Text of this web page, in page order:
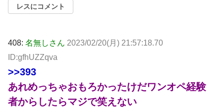
レスにコメント
408: 名無しさん 2023/02/20(月) 21:57:18.70
ID:gfhUZZqva
>>393
あれめっちゃおもろかったけだワンオペ経験
者からしたらマジで笑えない